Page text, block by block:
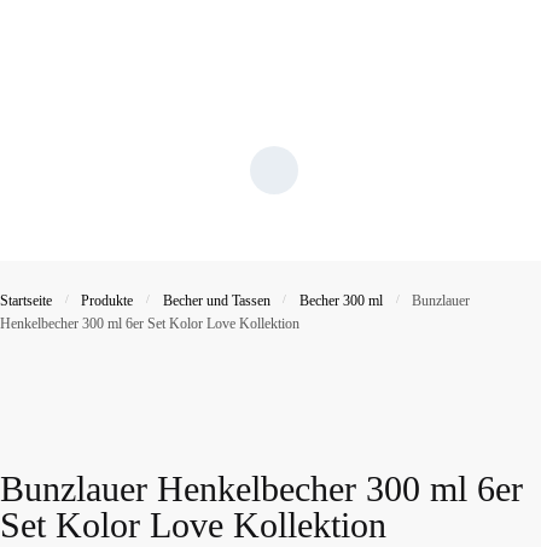
Startseite / Produkte / Becher und Tassen / Becher 300 ml /
Bunzlauer
Henkelbecher 300 ml 6er Set Kolor Love Kollektion
Bunzlauer Henkelbecher 300 ml 6er
Set Kolor Love Kollektion